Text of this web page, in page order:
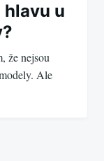
u
že nejsou
Ale